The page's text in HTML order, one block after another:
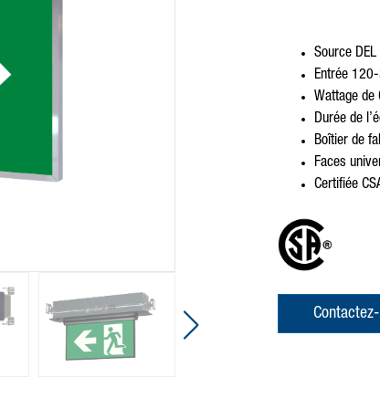
Source
Entrée
Wattage de
Durée de
Boîtier de
Faces
Certifiée